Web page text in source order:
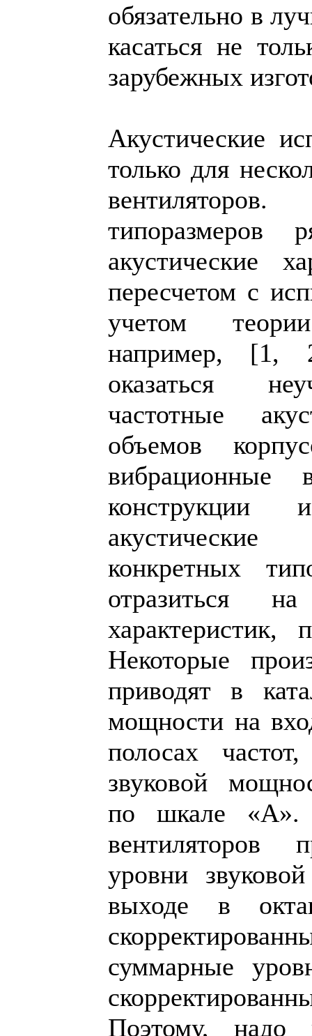
обязательно в
касаться не
зарубежных
Акустические
только для
типоразмеров
акустические
пересчетом с
учетом
например, [1,
оказаться
частотные
объемов
вибрационные
акустические
конкретных
отразиться
характеристик,
Некоторые
приводят в
мощности на
полосах
звуковой
по шкале «А».
вентиляторов
уровни
выходе в
суммарные
Поэтому, надо